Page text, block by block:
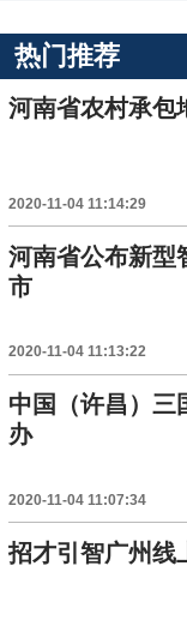
热门推荐
河南省农村承包
2020-11-04 11:14:29
河南省公布新型
市
2020-11-04 11:13:22
中国（许昌）三
办
2020-11-04 11:07:34
招才引智广州线